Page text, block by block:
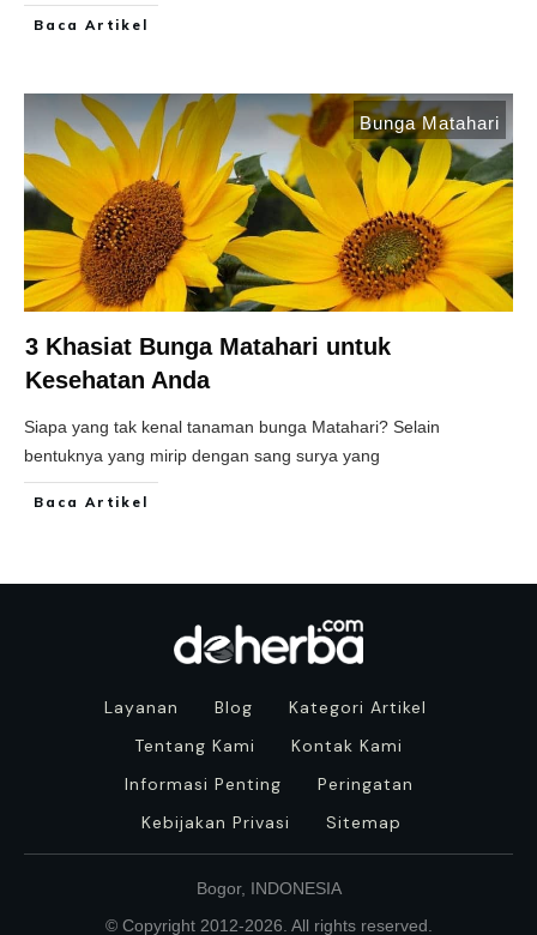
Baca Artikel
Bunga Matahari
3 Khasiat Bunga Matahari untuk
Kesehatan Anda
Siapa yang tak kenal tanaman bunga Matahari? Selain
bentuknya yang mirip dengan sang surya yang
Baca Artikel
Layanan Blog
Kategori Artikel
Tentang Kami
Kontak Kami
Informasi Penting
Peringatan
Kebijakan Privasi
Sitemap
Bogor, INDONESIA
© Copyright 2012-2026 . All rights reserved.